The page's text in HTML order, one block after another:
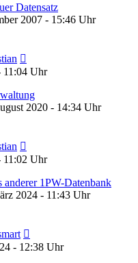
Datensatz
2007 - 15:46 Uhr
11:04 Uhr
2020 - 14:34 Uhr
11:02 Uhr
anderer 1PW-Datenbank
2024 - 11:43 Uhr
- 12:38 Uhr